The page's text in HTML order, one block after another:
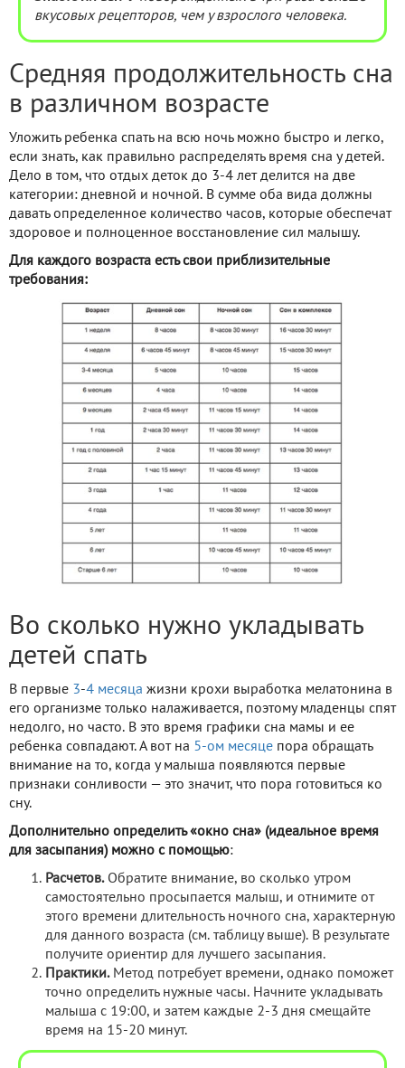
вкусовых рецепторов, чем у взрослого человека.
Средняя продолжительность сна
в различном возрасте
Уложить ребенка спать на всю ночь можно быстро и легко,
если знать, как правильно распределять время сна у детей.
Дело в том, что отдых деток до 3-4 лет делится на две
категории: дневной и ночной. В сумме оба вида должны
давать определенное количество часов, которые обеспечат
здоровое и полноценное восстановление сил малышу.
Для каждого возраста есть свои приблизительные
требования:
Во сколько нужно укладывать
детей спать
В первые 3-4 месяца жизни крохи выработка мелатонина в
его организме только налаживается, поэтому младенцы спят
недолго, но часто. В это время графики сна мамы и ее
ребенка совпадают. А вот на 5-ом месяце пора обращать
внимание на то, когда у малыша появляются первые
признаки сонливости — это значит, что пора готовиться ко
сну.
Дополнительно определить «окно сна» (идеальное время
для засыпания) можно с помощью:
Расчетов.Обратите внимание, во сколько утром
самостоятельно просыпается малыш, и отнимите от
этого времени длительность ночного сна, характерную
для данного возраста (см. таблицу выше). В результате
получите ориентир для лучшего засыпания.
Практики.Метод потребует времени, однако поможет
точно определить нужные часы. Начните укладывать
малыша с 19:00, и затем каждые 2-3 дня смещайте
время на 15-20 минут.